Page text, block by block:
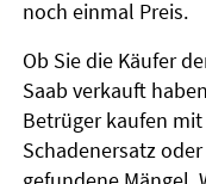
noch einmal Preis.
Ob Sie die Käufer
Saab verkauft
Betrüger kaufen
Schadenersatz